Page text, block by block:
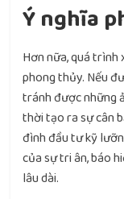
Ý nghĩa
Hơn nữa, quá
phong thủy. Nếu
tránh được những
thời tạo ra sự cân
đình đầu tư kỹ
của sự tri ân, báo
lâu dài.